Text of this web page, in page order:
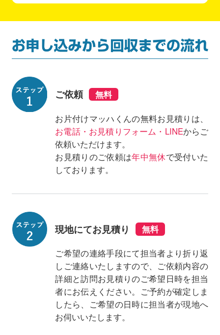
ご依頼
お片付けマッハくんの無料お見積りは、
お電話・お見積りフォーム・LINEからご
依頼いただけます。
お見積りのご依頼は年中無休で受付いた
しております。
現地にてお見積り
ご希望の連絡手段にて担当者より折り返
しご連絡いたしますので、ご依頼内容の
詳細と訪問お見積りのご希望日時を担当
者にお伝えください。ご予約が確定しま
したら、ご希望の日時に担当者が現地へ
お伺いいたします。